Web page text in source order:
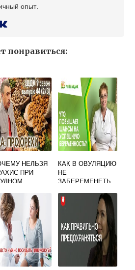
опыт.
понравиться:
НЕЛЬЗЯ
ПРИ
КАК В ОВУЛЯЦИЮ
НЕ
ЗАБЕРЕМЕНЕТЬ